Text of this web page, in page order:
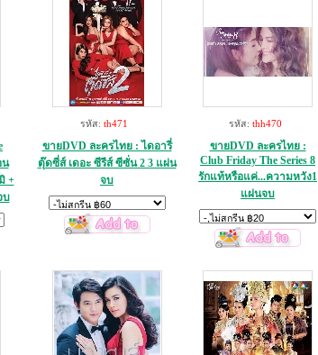
น
+
บ
รหัส: th471
ขายDVD ละครไทย : ไดอารี่
ตุ๊ดซี่ส์ เดอะ ซีรีส์ ซีซั่น 2 3 แผ่น
จบ
รหัส: thh470
ขายDVD ละครไทย :
Club Friday The Series 8
รักแท้หรือแค่...ความหวัง1
แผ่นจบ